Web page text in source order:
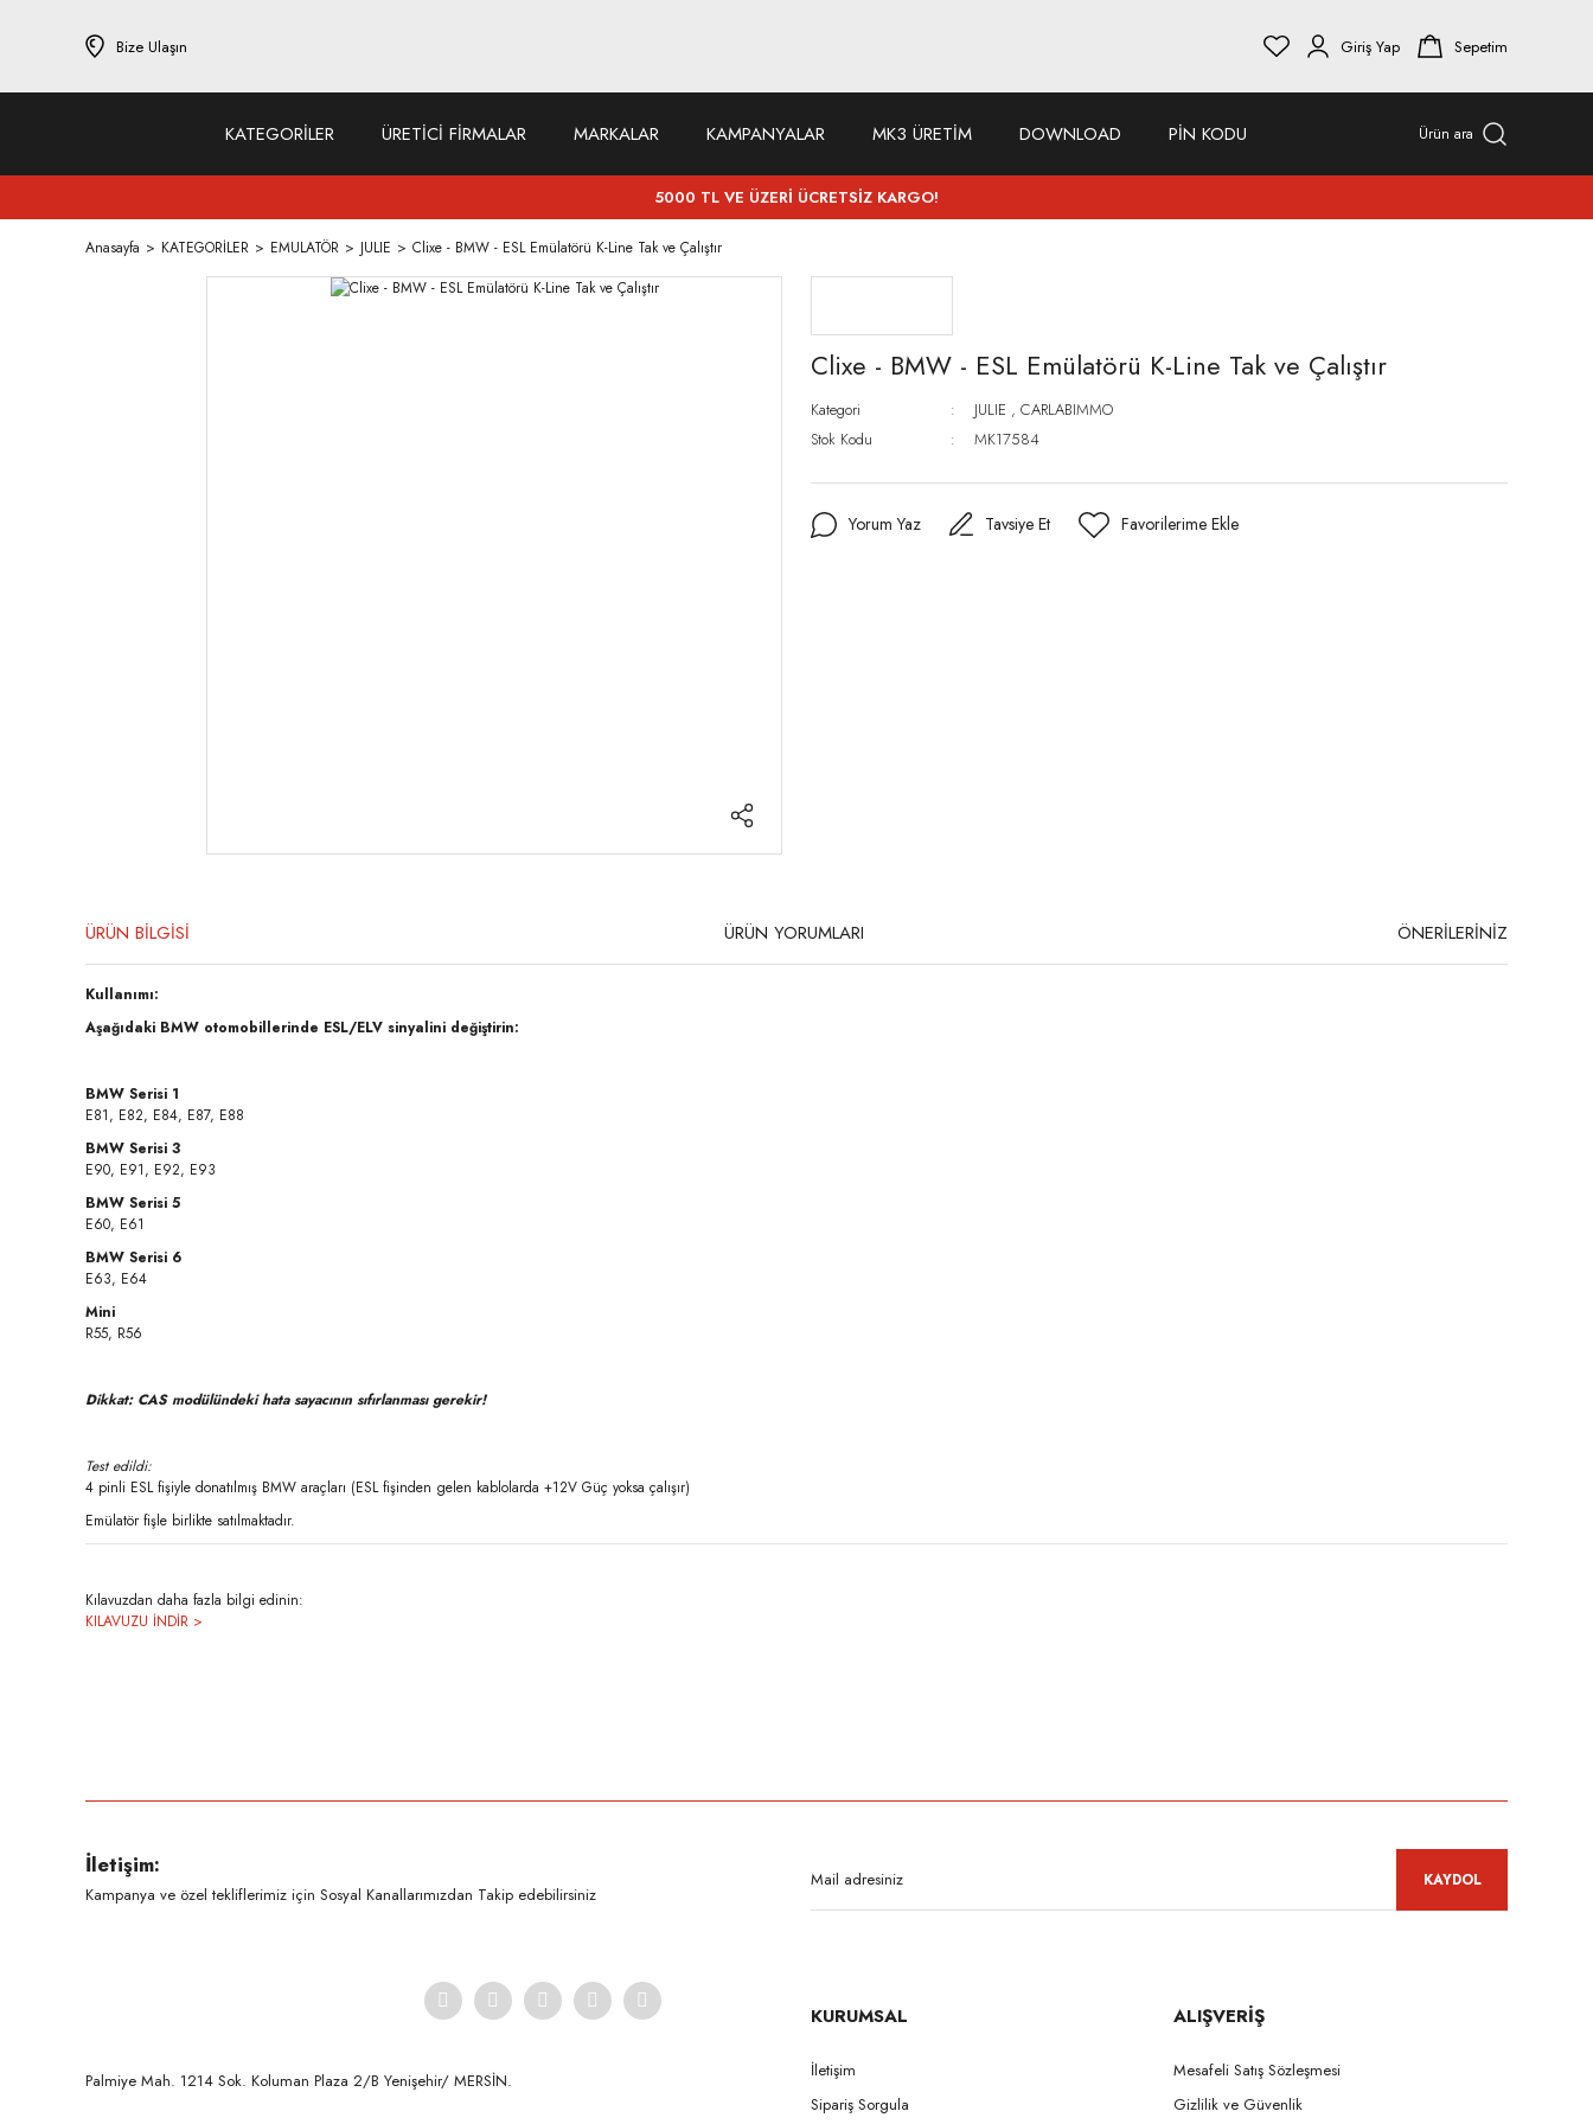
Bize Ulaşın Giriş Yap Sepetim
KATEGORİLER ÜRETİCİ FİRMALAR MARKALAR KAMPANYALAR MK3 ÜRETİM DOWNLOAD PİN KODU Ürün ara
5000 TL VE ÜZERİ ÜCRETSİZ KARGO!
Anasayfa KATEGORİLER EMULATÖR JULIE Clixe - BMW - ESL Emülatörü K-Line Tak ve Çalıştır
Clixe - BMW - ESL Emülatörü K-Line Tak ve Çalıştır
Kategori JULIE , CARLABIMMO
Stok Kodu
MK17584
Yorum Yaz Tavsiye Et
ÜRÜN BİLGİSİ ÜRÜN YORUMLARI ÖNERİLERİNİZ
Kullanımı:
Aşağıdaki BMW otomobillerinde ESL/ELV sinyalini değiştirin:
BMW Serisi 1
E81, E82, E84, E87, E88
BMW Serisi 3
E90, E91, E92, E93
BMW Serisi 5
E60, E61
BMW Serisi 6
E63, E64
Mini
R55, R56
Dikkat: CAS modülündeki hata sayacının sıfırlanması gerekir!
Test edildi:
4 pinli ESL fişiyle donatılmış BMW araçları (ESL fişinden gelen kablolarda +12V Güç yoksa çalışır)
Emülatör fişle birlikte satılmaktadır.
Kılavuzdan daha fazla bilgi edinin:
KILAVUZU İNDİR >
Ürün açıklamasında eksik bilgiler bulunuyor.
Ürün bilgilerinde hatalar bulunuyor.
İletişim:
Kampanya ve özel tekliflerimiz için Sosyal Kanallarımızdan Takip edebilirsiniz
KAYDOL
Palmiye Mah. 1214 Sok. Koluman Plaza 2/B Yenişehir/ MERSİN.ㅤㅤㅤㅤㅤㅤㅤㅤㅤㅤㅤㅤㅤㅤㅤㅤㅤㅤㅤㅤㅤㅤㅤㅤㅤㅤㅤㅤㅤㅤㅤㅤㅤㅤㅤ ㅤㅤㅤㅤㅤㅤㅤㅤㅤㅤ
KURUMSAL
İletişim
Sipariş Sorgula
ALIŞVERİŞ
Mesafeli Satış Sözleşmesi
Gizlilik ve Güvenlik